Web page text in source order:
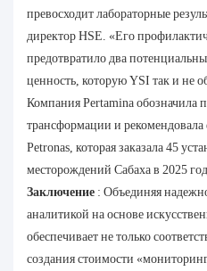
превосходит лабораторные
директор HSE. «Его
предотвратило два
ценность, которую YSI так и не
Компания Pertamina обозначила
трансформации и рекомендовала
Petronas, которая заказала 45
месторождений Сабаха в 2025
Заключение : Объединяя
аналитикой на основе
обеспечивает не только
создания стоимости